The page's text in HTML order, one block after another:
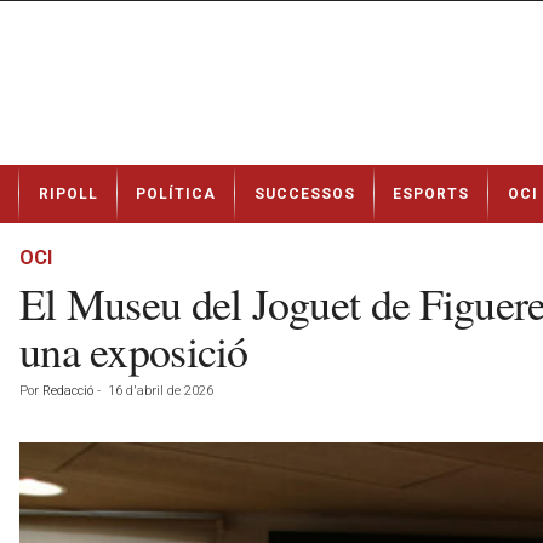
t
RIPOLL POLÍTICA SUCCESSOS ESPORTS OCI
OCI
El Museu del Joguet de
una exposició
Por Redacció - 16 d'abril de 2026